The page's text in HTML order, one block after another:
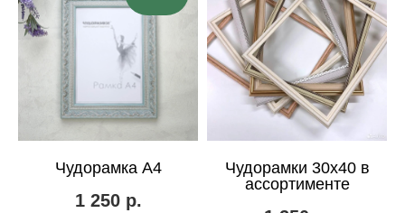
Чудорамка А4
1 250 р.
Чудорамки 30х40 в
ассортименте